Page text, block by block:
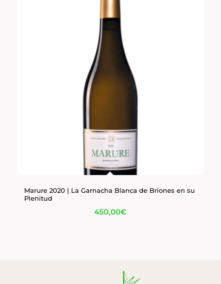
Marure 2020 | La Garnacha Blanca de Briones en su
Plenitud
450,00€